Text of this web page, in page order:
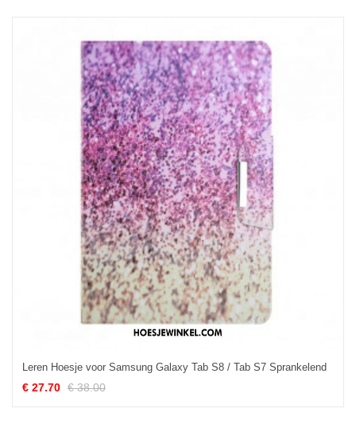
Leren Hoesje voor Samsung Galaxy Tab S8 / Tab S7 Sprankelend
€ 27.70 € 38.00